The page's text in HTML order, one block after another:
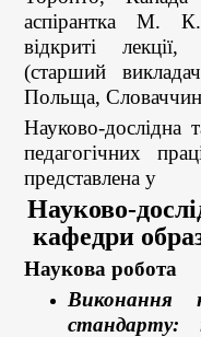
аспірантка М.
відкриті
(старший
Польща,
Науково-дослідна
педагогічних
представлена у
Науково-
кафедри
Наукова робота
Виконання
стандарту: